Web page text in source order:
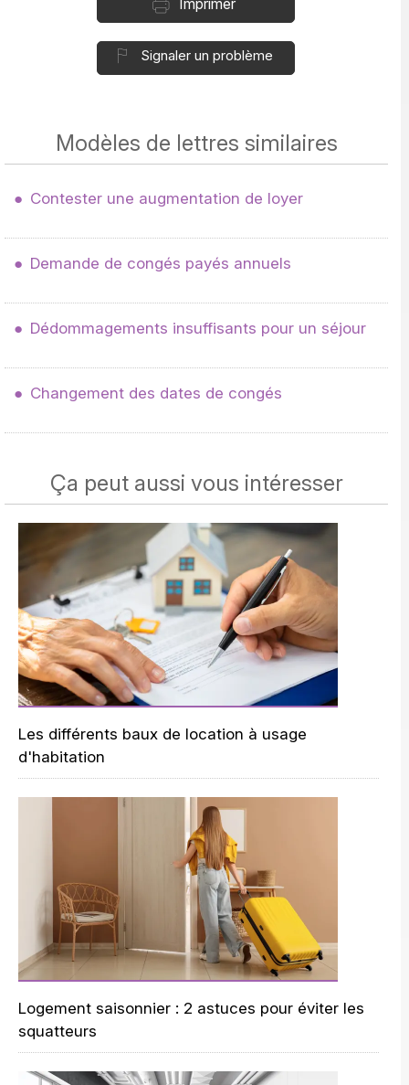
Imprimer
Signaler un problème
Modèles de lettres similaires
Contester une augmentation de loyer
Demande de congés payés annuels
Dédommagements insuffisants pour un séjour
Changement des dates de congés
Ça peut aussi vous intéresser
Les différents baux de location à usage
d'habitation
Logement saisonnier : 2 astuces pour éviter les
squatteurs